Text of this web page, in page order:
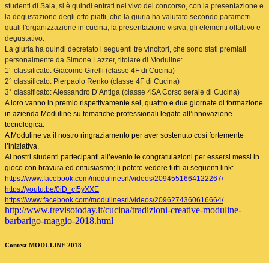
studenti di Sala, si è quindi entrati nel vivo del concorso, con la presentazione e
la degustazione degli otto piatti, che la giuria ha valutato secondo parametri
quali l'organizzazione in cucina, la presentazione visiva, gli elementi olfattivo e
degustativo.
La giuria ha quindi decretato i seguenti tre vincitori, che sono stati premiati
personalmente da Simone Lazzer, titolare di Moduline:
1° classificato: Giacomo Girelli (classe 4F di Cucina)
2° classificato: Pierpaolo Renko (classe 4F di Cucina)
3° classificato: Alessandro D’Antiga (classe 4SA Corso serale di Cucina)
A loro vanno in premio rispettivamente sei, quattro e due giornate di formazione
in azienda Moduline su tematiche professionali legate all’innovazione
tecnologica.
A Moduline va il nostro ringraziamento per aver sostenuto così fortemente
l’iniziativa.
Ai nostri studenti partecipanti all’evento le congratulazioni per essersi messi in
gioco con bravura ed entusiasmo; li potete vedere tutti ai seguenti link:
https://www.facebook.com/modulinesrl/videos/2094551664122267/
https://youtu.be/0iD_cI5yXXE
https://www.facebook.com/modulinesrl/videos/2096274360616664/
http://www.trevisotoday.it/cucina/tradizioni-creative-moduline-
barbarigo-maggio-2018.html
Contest MODULINE 2018